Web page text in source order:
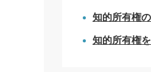
知的所有権
知的所有権